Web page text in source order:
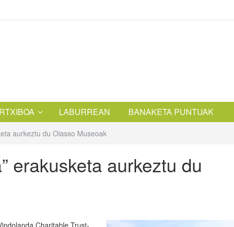
LABURREAN BANAKETA PUNTUAK
aurkeztu du Oiasso Museoak
erakusketa aurkeztu du
Charitable Trust-